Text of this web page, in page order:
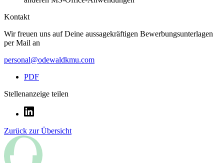
Kontakt
Wir freuen uns auf Deine aussagekräftigen Bewerbungsunterlagen
per Mail an
personal@odewaldkmu.com
PDF
Stellenanzeige teilen
Zurück zur Übersicht